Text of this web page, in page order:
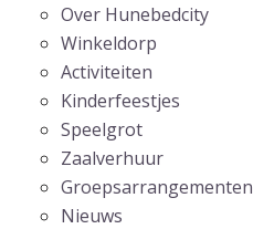
Over Hunebedcity
Winkeldorp
Activiteiten
Kinderfeestjes
Speelgrot
Zaalverhuur
Groepsarrangementen
Nieuws